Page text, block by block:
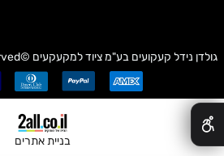
גולדן נידל קעקועים בע"מציוד למקעקעים ©All Rights reserved
בניית אתרים